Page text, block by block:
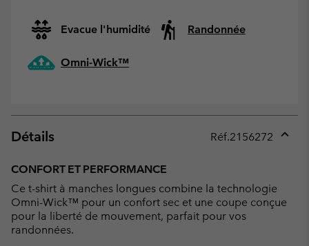
Evacue l'humidité Randonnée
Omni-Wick™
Détails Réf.2156272
CONFORT ET PERFORMANCE
Ce t-shirt à manches longues combine la technologie
Omni-Wick™ pour un confort sec et une coupe conçue
pour la liberté de mouvement, parfait pour vos
randonnées.